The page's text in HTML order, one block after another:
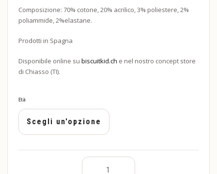
Composizione: 70% cotone, 20% acrilico, 3% poliestere, 2%
poliammide, 2%elastane.
Prodotti in Spagna
Disponibile online su biscuitkid.ch e nel nostro concept store
di Chiasso (TI).
Età